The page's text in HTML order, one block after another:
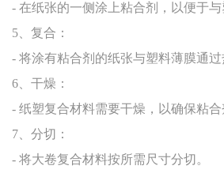
- 在纸张的一侧涂上粘合剂，以便于与
5、复合：
- 将涂有粘合剂的纸张与塑料薄膜通过
6、干燥：
- 纸塑复合材料需要干燥，以确保粘合
7、分切：
- 将大卷复合材料按所需尺寸分切。